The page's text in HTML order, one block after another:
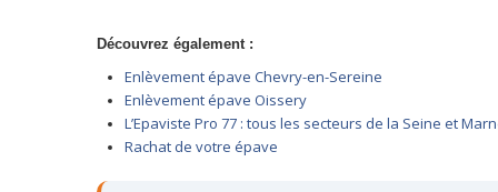
Découvrez également :
Enlèvement épave Chevry-en-Sereine
Enlèvement épave Oissery
L’Epaviste Pro 77 : tous les secteurs de la Seine et
Rachat de votre épave